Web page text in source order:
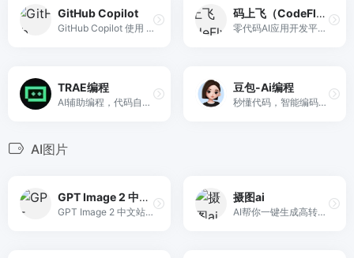
GitHub Copilot
GitHub Copilot 使用 OpenAI Codex 直接从编辑器实时建议代码和整个函数。
码上飞（CodeFlying）
零代码AI应用开发平台，用户只需一句话简单描述需求，AI能自动生成小程序、APP或H5网页应用，无需编写代码。
TRAE编程
AI辅助编程，代码自动修复。。。
豆包-Ai编程
秒懂代码，智能编码，项目精解
AI图片
GPT Image 2 中文站
GPT Image 2 中文站专注 OpenAI 新一代图像生成能力，一句中文指令直接出 4K 高清图：产品图、海报、写真、插画、电商素材全覆盖，支持参考图、尺寸选择与稳定加速。
摄图ai
AI帮你一键生成高转化商品详情页